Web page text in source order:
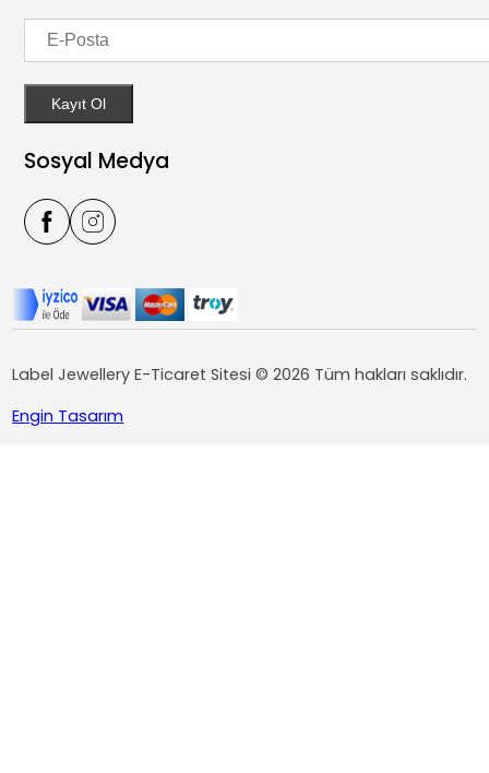
Kayıt Ol
Sosyal Medya
Label Jewellery E-Ticaret Sitesi © 2026 Tüm hakları saklıdır.
Engin Tasarım